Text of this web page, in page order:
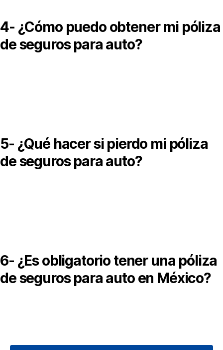
4- ¿Cómo puedo obtener mi póliza
de seguros para auto?
5- ¿Qué hacer si pierdo mi póliza
de seguros para auto?
6- ¿Es obligatorio tener una póliza
de seguros para auto en México?
y en diversas entidades del país.